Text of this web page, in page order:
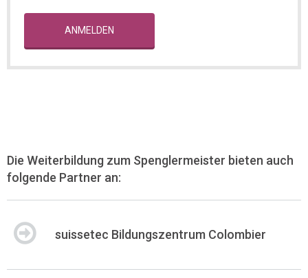
ANMELDEN
Die Weiterbildung zum Spenglermeister bieten auch
folgende Partner an:
suissetec Bildungszentrum Colombier